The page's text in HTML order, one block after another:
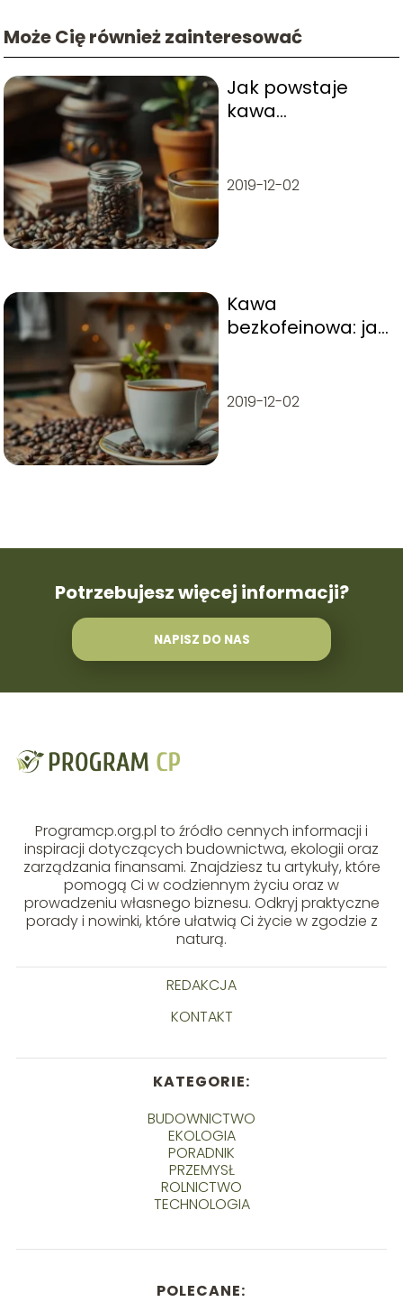
Może Cię również zainteresować
Jak powstaje
kawa
produkcji krok po
2019-12-02
Kawa
bezkofeinowa: jak
2019-12-02
Potrzebujesz więcej informacji?
NAPISZ DO NAS
Programcp.org.pl to źródło cennych informacji i
inspiracji dotyczących budownictwa, ekologii oraz
zarządzania finansami. Znajdziesz tu artykuły, które
pomogą Ci w codziennym życiu oraz w
prowadzeniu własnego biznesu. Odkryj praktyczne
porady i nowinki, które ułatwią Ci życie w zgodzie z
naturą.
REDAKCJA
KONTAKT
KATEGORIE:
BUDOWNICTWO
EKOLOGIA
PORADNIK
PRZEMYSŁ
ROLNICTWO
TECHNOLOGIA
POLECANE: